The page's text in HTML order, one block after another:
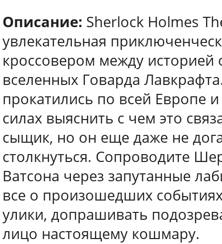
Описание: Sherlock Holmes
увлекательная
кроссовером между
вселенных Говарда
прокатились по всей Европе
силах выяснить с чем это
сыщик, но он еще даже не
столкнуться. Сопроводите
Ватсона через запутанные
все о произошедших
улики, допрашивать
лицо настоящему кошмару.